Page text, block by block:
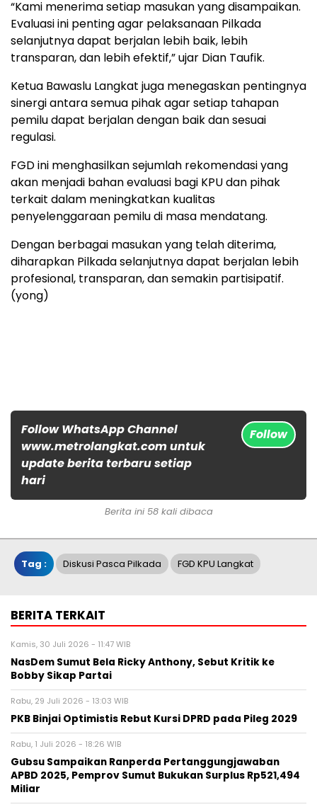
“Kami menerima setiap masukan yang disampaikan.
Evaluasi ini penting agar pelaksanaan Pilkada
selanjutnya dapat berjalan lebih baik, lebih
transparan, dan lebih efektif,” ujar Dian Taufik.
Ketua Bawaslu Langkat juga menegaskan pentingnya
sinergi antara semua pihak agar setiap tahapan
pemilu dapat berjalan dengan baik dan sesuai
regulasi.
FGD ini menghasilkan sejumlah rekomendasi yang
akan menjadi bahan evaluasi bagi KPU dan pihak
terkait dalam meningkatkan kualitas
penyelenggaraan pemilu di masa mendatang.
Dengan berbagai masukan yang telah diterima,
diharapkan Pilkada selanjutnya dapat berjalan lebih
profesional, transparan, dan semakin partisipatif.
(yong)
Follow WhatsApp Channel
www.metrolangkat.com untuk
update berita terbaru setiap
hari
Follow
Berita ini 58 kali dibaca
Tag : Diskusi Pasca Pilkada FGD KPU Langkat
BERITA TERKAIT
Kamis, 30 Juli 2026 - 11:47 WIB
NasDem Sumut Bela Ricky Anthony, Sebut Kritik ke
Bobby Sikap Partai
Rabu, 29 Juli 2026 - 13:03 WIB
PKB Binjai Optimistis Rebut Kursi DPRD pada Pileg 2029
Rabu, 1 Juli 2026 - 18:26 WIB
Gubsu Sampaikan Ranperda Pertanggungjawaban
APBD 2025, Pemprov Sumut Bukukan Surplus Rp521,494
Miliar